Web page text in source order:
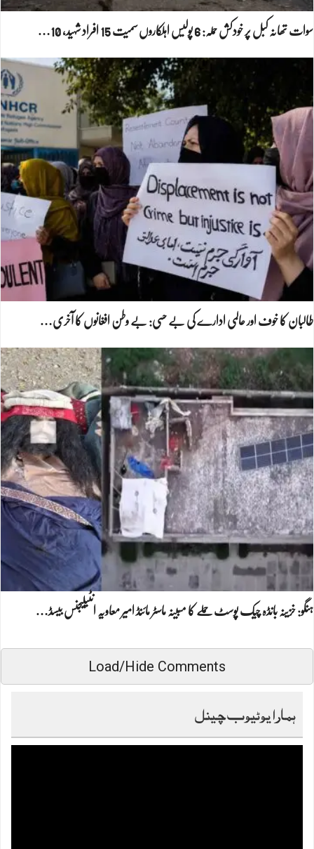
سوات تھانہ کبل پر خودکش حملہ: 6 پولیس اہلکاروں سمیت 15 افراد شہید، 10…
طالبان کا خوف اور عالمی ادارے کی بے حسی: بے وطن افغانوں کا آخری…
ہنگو: خزینہ بانڈہ چیک پوسٹ حملے کا مبینہ ماسٹر مائنڈ امیر معاویہ انٹیلیجنس بیسڈ…
Load/Hide Comments
ہمارا یوٹیوب چینل